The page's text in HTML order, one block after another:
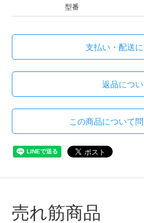
型番
支払い・配送
返品につ
この商品について
売れ筋商品